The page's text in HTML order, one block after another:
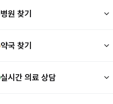
병원 찾기
약국 찾기
실시간 의료 상담